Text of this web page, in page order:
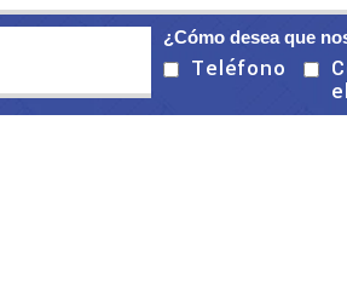
¿Cómo desea que
Teléfono